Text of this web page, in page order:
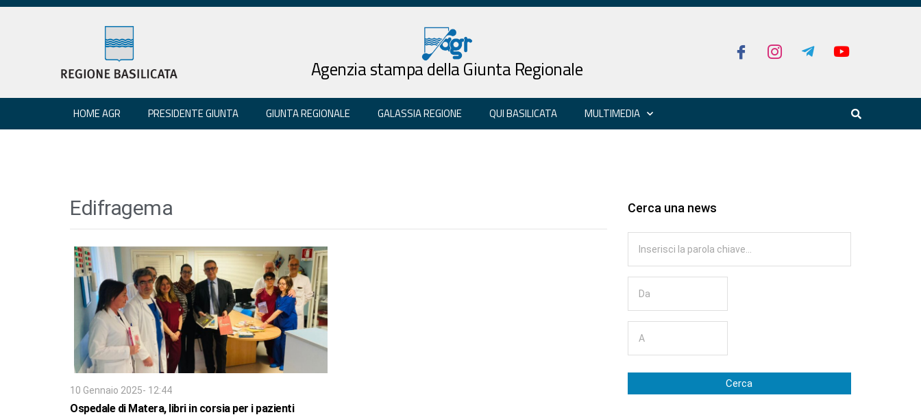
Agenzia stampa della Giunta Regionale
HOME AGR PRESIDENTE GIUNTA GIUNTA REGIONALE GALASSIA REGIONE QUI BASILICATA MULTIMEDIA
Edifragema
10 Gennaio 2025- 12:44
Ospedale di Matera, libri in corsia per i pazienti
Cerca una news
Cerca